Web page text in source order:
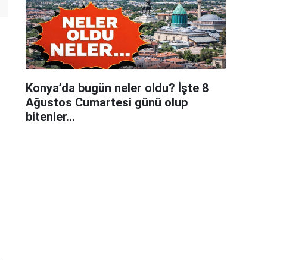
Konya’da bugün neler oldu? İşte 8
Ağustos Cumartesi günü olup
bitenler…